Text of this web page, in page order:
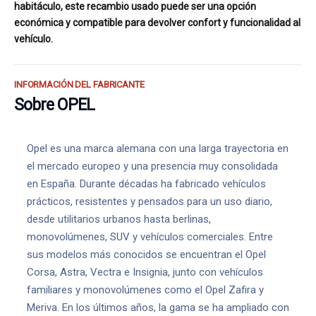
habitáculo, este recambio usado puede ser una opción
económica y compatible para devolver confort y funcionalidad al
vehículo.
INFORMACIÓN DEL FABRICANTE
Sobre OPEL
Opel es una marca alemana con una larga trayectoria en
el mercado europeo y una presencia muy consolidada
en España. Durante décadas ha fabricado vehículos
prácticos, resistentes y pensados para un uso diario,
desde utilitarios urbanos hasta berlinas,
monovolúmenes, SUV y vehículos comerciales. Entre
sus modelos más conocidos se encuentran el Opel
Corsa, Astra, Vectra e Insignia, junto con vehículos
familiares y monovolúmenes como el Opel Zafira y
Meriva. En los últimos años, la gama se ha ampliado con